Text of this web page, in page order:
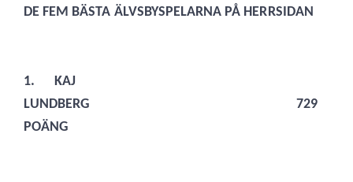
DE FEM BÄSTA ÄLVSBYSPELARNA PÅ HERRSIDAN
1.
KAJ
LUNDBERG 729
POÄNG